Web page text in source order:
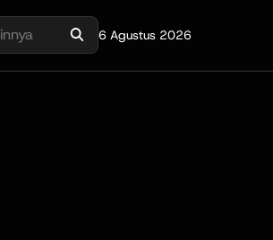
6 Agustus 2026